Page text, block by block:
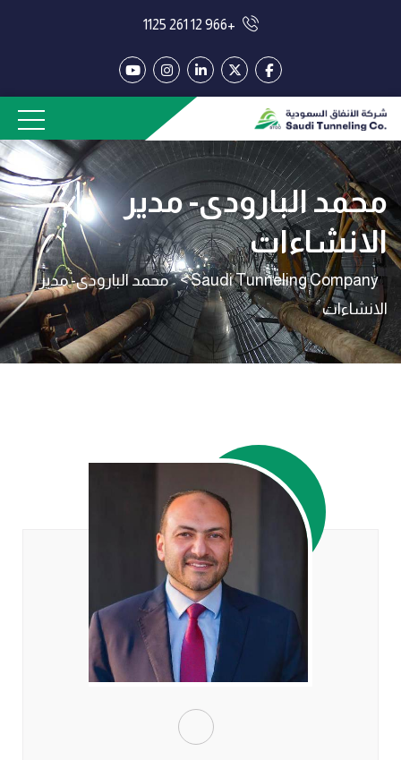
+966 12 261 1125
محمد البارودى- مدير
الانشاءات
Saudi Tunneling Company
> محمد البارودى- مدير
الانشاءات